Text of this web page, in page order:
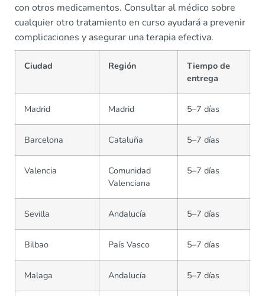
con otros medicamentos. Consultar al médico sobre
cualquier otro tratamiento en curso ayudará a prevenir
complicaciones y asegurar una terapia efectiva.
Ciudad Región
Tiempo de
entrega
Madrid Madrid 5–7 días
Barcelona Cataluña 5–7 días
Valencia
Comunidad
Valenciana
5–7 días
Sevilla Andalucía 5–7 días
Bilbao País Vasco 5–7 días
Malaga Andalucía 5–7 días